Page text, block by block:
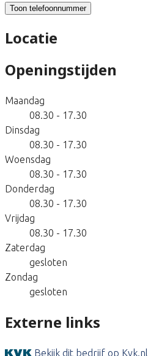
Toon telefoonnummer
Locatie
Openingstijden
Maandag
08.30 - 17.30
Dinsdag
08.30 - 17.30
Woensdag
08.30 - 17.30
Donderdag
08.30 - 17.30
Vrijdag
08.30 - 17.30
Zaterdag
gesloten
Zondag
gesloten
Externe links
Bekijk dit bedrijf op Kvk.nl